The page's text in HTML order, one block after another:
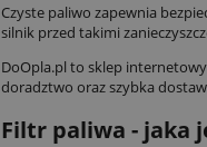
Czyste paliwo zapewnia
silnik przed takimi
DoOpla.pl to sklep
doradztwo oraz szybka
Filtr paliwa - jaka